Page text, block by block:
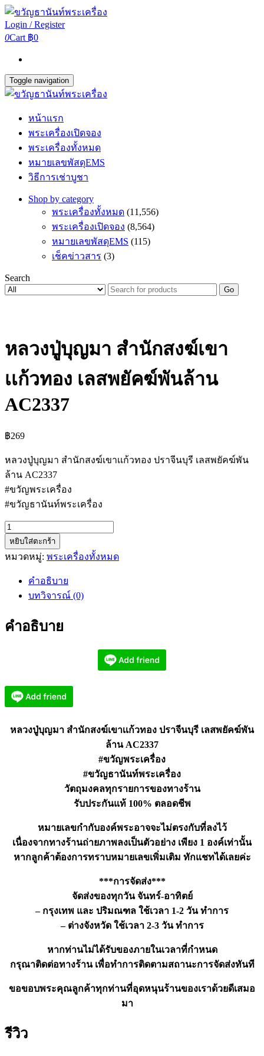
Login / Register
0Cart ฿0
Toggle navigation
หน้าแรก
พระเครื่องเปิดจอง
พระเครื่องทั้งหมด
หมายเลขพัสดุEMS
วิธีการเช่าบูชา
Shop by category
พระเครื่องทั้งหมด (11,556)
พระเครื่องเปิดจอง (8,564)
หมายเลขพัสดุEMS (115)
เช็คข่าวสาร (3)
Search
Go
หลวงปู่บุญมา สำนักสงฆ์เขา
เเก้วทอง เลสพยัคฆ์พันล้าน
AC2337
฿269
หลวงปู่บุญมา สำนักสงฆ์เขาเเก้วทอง ปราจีนบุรี เลสพยัคฆ์พัน
ล้าน AC2337
#ขวัญพระเครื่อง
#ขวัญธานันท์พระเครื่อง
จำนวน
หลวง
ปู่
เขา
พยัคฆ์
พัน
AC2337
หยิบใส่ตะกร้า
หมวดหมู่: พระเครื่องทั้งหมด
คำอธิบาย
บทวิจารณ์ (0)
คำอธิบาย
หลวงปู่บุญมา สำนักสงฆ์เขาเเก้วทอง ปราจีนบุรี เลสพยัคฆ์พัน
ล้าน AC2337
#ขวัญพระเครื่อง
#ขวัญธานันท์พระเครื่อง
วัตถุมงคลทุกรายการของทางร้าน
รับประกันแท้ 100% ตลอดชีพ
หมายเลขกำกับองค์พระอาจจะไม่ตรงกับที่ลงไว้
เนื่องจากทางร้านถ่ายภาพลงเป็นตัวอย่าง เพียง 1 องค์เท่านั้น
หากลูกค้าต้องการทราบหมายเลขเพิ่มเติม ทักแชทได้เลยค่ะ
***การจัดส่ง***
จัดส่งของทุกวัน จันทร์-อาทิตย์
– กรุงเทพ และ ปริมณฑล ใช้เวลา 1-2 วัน ทำการ
– ต่างจังหวัด ใช้เวลา 2-3 วัน ทำการ
หากท่านไม่ได้รับของภายในเวลาที่กำหนด
กรุณาติดต่อทางร้าน เพื่อทำการติดตามสถานะการจัดส่งทันที
ขอขอบพระคุณลูกค้าทุกท่านที่อุดหนุนร้านของเราด้วยดีเสมอ
มา
รีวิว